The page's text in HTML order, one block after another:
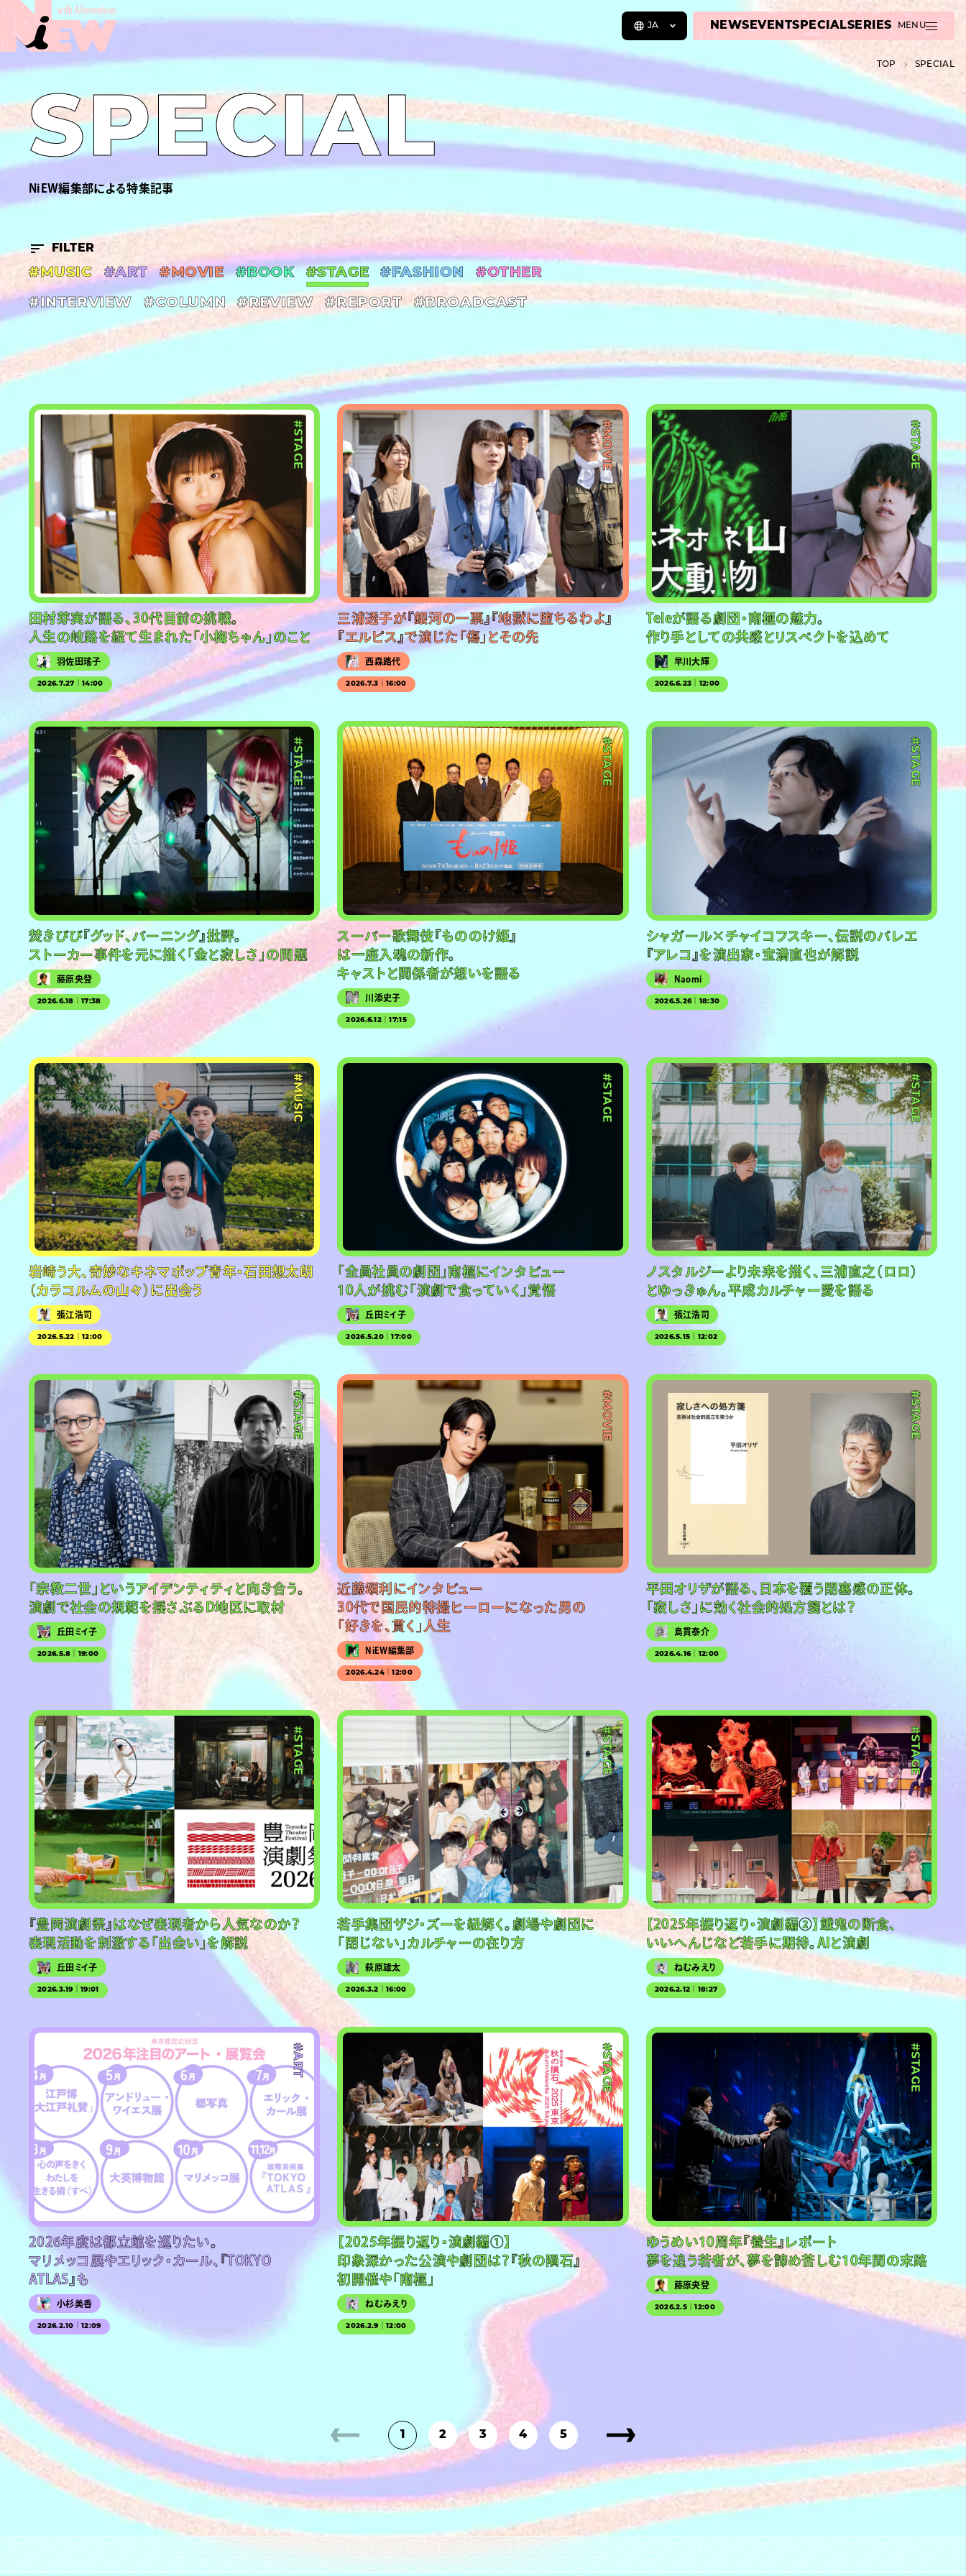
JA
JA
ZH
NEWS EVENTSPECIALSERIES MENU
TOP SPECIAL
SPECIAL
NiEW編集部による特集記事
FILTER
#MUSIC #ART #MOVIE #BOOK #STAGE #FASHION #OTHER
#INTERVIEW #COLUMN #REVIEW #REPORT #BROADCAST
#PR
#STAGE
田村芽実が語る、30代目前の挑戦。
人生の岐路を経て生まれた「小梅ちゃん」のこと
羽佐田瑤子
2026.7.27｜14:00
#MOVIE
三浦透子が『銀河の一票』『地獄に堕ちるわよ』
『エルピス』で演じた「傷」とその先
西森路代
2026.7.3｜16:00
#STAGE
Teleが語る劇団・南極の魅力。
作り手としての共感とリスペクトを込めて
早川大輝
2026.6.23｜12:00
#STAGE
焚きびび『グッド、バーニング』批評。
ストーカー事件を元に描く「金と寂しさ」の問題
藤原央登
2026.6.18｜17:38
#STAGE
スーパー歌舞伎『もののけ姫』
は一座入魂の新作。
キャストと関係者が想いを語る
川添史子
2026.6.12｜17:15
#STAGE
シャガール×チャイコフスキー、伝説のバレエ
『アレコ』を演出家・宝満直也が解説
Naomi
2026.5.26｜18:30
#PR
#MUSIC
岩崎う大、奇妙なキネマポップ青年・石田想太朗
（カラコルムの山々）に出会う
張江浩司
2026.5.22｜12:00
#PR
#STAGE
「全員社員の劇団」南極にインタビュー
10人が挑む「演劇で食っていく」覚悟
丘田ミイ子
2026.5.20｜17:00
#PR
#STAGE
ノスタルジーより未来を描く、三浦直之（ロロ）
とゆっきゅん。平成カルチャー愛を語る
張江浩司
2026.5.15｜12:02
#PR
#STAGE
「宗教二世」というアイデンティティと向き合う。
演劇で社会の規範を揺さぶるD地区に取材
丘田ミイ子
2026.5.8｜19:00
#PR
#MOVIE
近藤頌利にインタビュー
30代で国民的特撮ヒーローになった男の
「好きを、貫く」人生
NiEW編集部
2026.4.24｜12:00
#STAGE
平田オリザが語る、日本を覆う閉塞感の正体。
「寂しさ」に効く社会的処方箋とは？
島貫泰介
2026.4.16｜12:00
#PR
#STAGE
『豊岡演劇祭』はなぜ表現者から人気なのか？
表現活動を刺激する「出会い」を解説
丘田ミイ子
2026.3.19｜19:01
#PR
#STAGE
若手集団ザジ・ズーを紐解く。劇場や劇団に
「閉じない」カルチャーの在り方
萩原雄太
2026.3.2｜16:00
#STAGE
【2025年振り返り・演劇編②】餓鬼の断食、
いいへんじなど若手に期待。AIと演劇
ねむみえり
2026.2.12｜18:27
#ART
2026年度は都立館を巡りたい。
マリメッコ展やエリック・カール、『TOKYO
ATLAS』も
小杉美香
2026.2.10｜12:09
#STAGE
【2025年振り返り・演劇編①】
印象深かった公演や劇団は？『秋の隕石』
初開催や「南極」
ねむみえり
2026.2.9｜12:00
#STAGE
ゆうめい10周年『養生』レポート
夢を追う若者が、夢を諦め苦しむ10年間の末路
藤原央登
2026.2.5｜12:00
1 2 3 4 5